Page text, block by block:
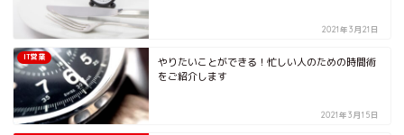
2021年3月21日
IT営業
やりたいことができる！忙しい人のための時間術
をご紹介します
2021年3月15日